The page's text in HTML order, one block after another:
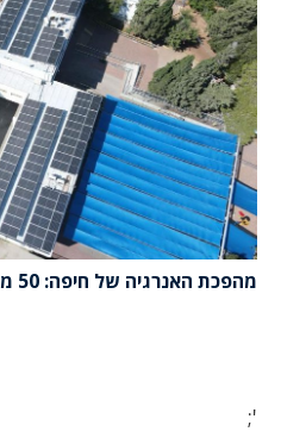
מהפכת האנרגיה של חיפה: 50 מגה וואט חשמל בתוך 5 שנים
';